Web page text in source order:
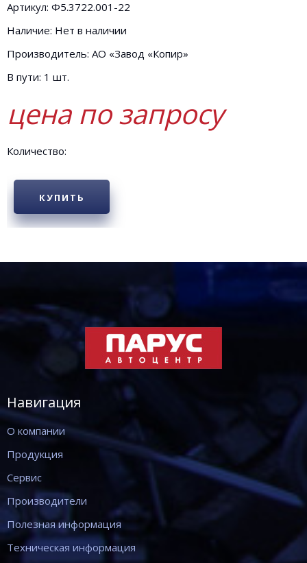
Артикул: Ф5.3722.001-22
Наличие: Нет в наличии
Производитель: АО «Завод «Копир»
В пути: 1 шт.
цена по запросу
Количество:
КУПИТЬ
Навигация
О компании
Продукция
Сервис
Производители
Полезная информация
Техническая информация